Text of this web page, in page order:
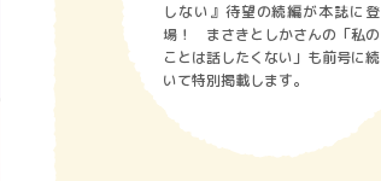
しない』待望の続編が本誌に登
場！ まさきとしかさんの「私の
ことは話したくない」も前号に続
いて特別掲載します。